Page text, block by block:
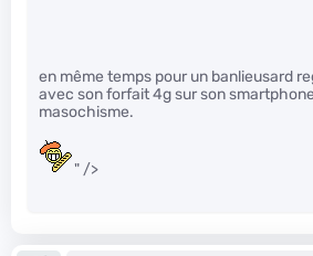
en même temps pour un banlieusard
avec son forfait 4g sur son
masochisme.
" />